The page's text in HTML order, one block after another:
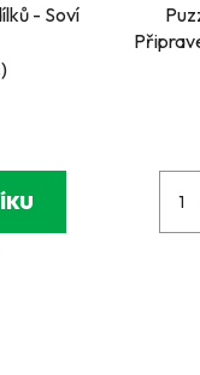
- Soví